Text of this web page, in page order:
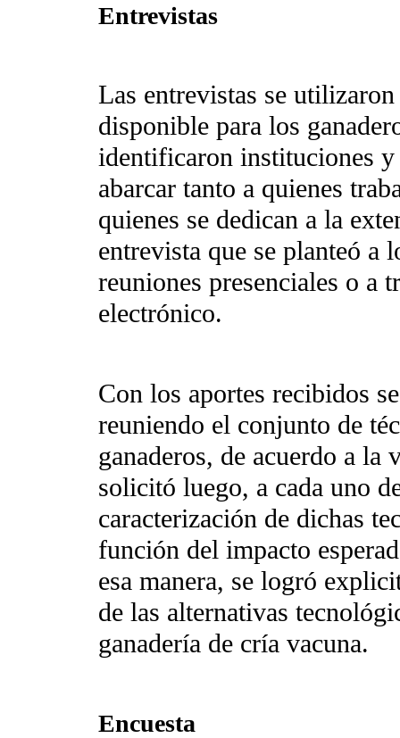
Entrevistas
Las entrevistas se
disponible para los
identificaron instituciones y
abarcar tanto a quienes
quienes se dedican a la
entrevista que se planteó a
reuniones presenciales o a
electrónico.
Con los aportes recibidos
reuniendo el conjunto de
ganaderos, de acuerdo a la
solicitó luego, a cada uno
caracterización de dichas
función del impacto
esa manera, se logró
de las alternativas
ganadería de cría vacuna.
Encuesta